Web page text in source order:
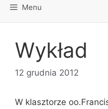
Menu
Wykład
12 grudnia 2012
W klasztorze